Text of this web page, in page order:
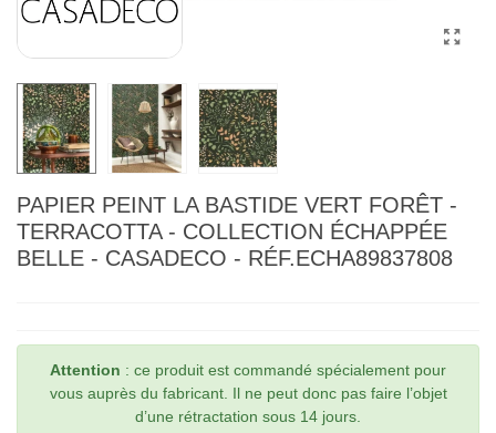
PAPIER PEINT LA BASTIDE VERT FORÊT -
TERRACOTTA - COLLECTION ÉCHAPPÉE
BELLE - CASADECO - RÉF.ECHA89837808
Attention : ce produit est commandé spécialement pour
vous auprès du fabricant. Il ne peut donc pas faire l’objet
d’une rétractation sous 14 jours.